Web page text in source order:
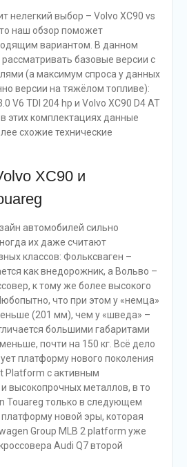
нелегкий выбор – Volvo XC90 vs
наш обзор поможет
вариантом. В данном
базовые версии с
(а максимум спроса у данных
версии на тяжёлом топливе):
V6 TDI 204 hp и Volvo XC90 D4 AT
этих комплектациях данные
схожие технические
XC90 и
автомобилей сильно
их даже считают
классов: Фольксваген –
как внедорожник, а Вольво –
к тому же более высокого
что при этом у «немца»
(201 мм), чем у «шведа» –
большими габаритами
почти на 150 кг. Всё дело
платформу нового поколения
Platform с активным
высокопрочных металлов, в то
Touareg только в следующем
новой эры, которая
Group MLB 2 platform уже
Audi Q7 второй